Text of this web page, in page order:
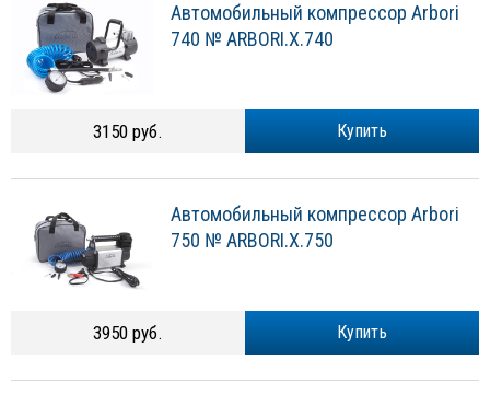
Автомобильный компрессор Arbori
740 № ARBORI.X.740
Купить
3150 руб.
Автомобильный компрессор Arbori
750 № ARBORI.X.750
Купить
3950 руб.